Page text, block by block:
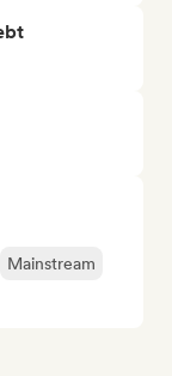
Mainstream